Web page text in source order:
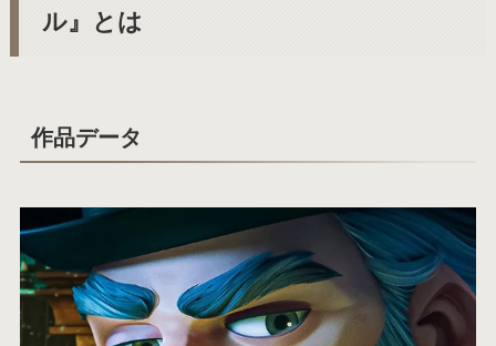
ル』とは
作品データ